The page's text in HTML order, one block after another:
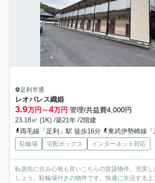
足利市通
レオパレス織姫
3.9万円～4万円 管理/共益費4,000円
23.18㎡ (1K) /築21年 /2階建
両毛線「足利」駅 徒歩16分
東武伊勢崎線「
駐輪場 宅配ボックス インターネット対応
転居先に住み心地も良いこちらの賃貸物件。充実し
しょう。駐輪場付きの物件です。快適に生活する